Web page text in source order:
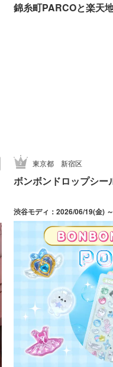
錦糸町PARCOと楽天
東京都新宿区
ボンボンドロップシー